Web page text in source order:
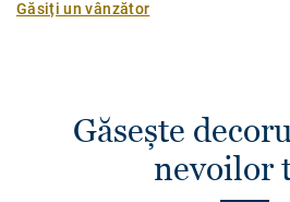
Găsiți un vânzător
Găsește
nevoilor